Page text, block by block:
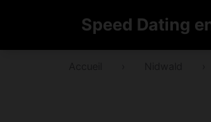
Speed Dating